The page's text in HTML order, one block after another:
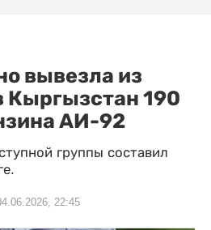
вывезла из
Кыргызстан 190
АИ-92
группы составил
22:45